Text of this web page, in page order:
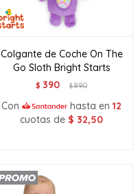
Colgante de Coche On The
Go Sloth Bright Starts
$ 390 $890
Con hasta en 12
cuotas de $ 32,50